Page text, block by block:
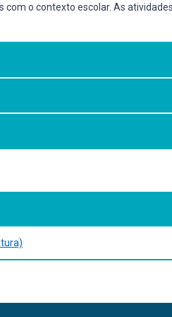
o contexto escolar. As